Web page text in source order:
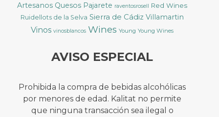
Artesanos Quesos Pajarete raventosrosell Red Wines
Ruidellots de la Selva Sierra de Cádiz Villamartin
Vinos vinosblancos Wines Young Young Wines
AVISO ESPECIAL
Prohibida la compra de bebidas alcohólicas
por menores de edad. Kalitat no permite
que ninguna transacción sea ilegal o